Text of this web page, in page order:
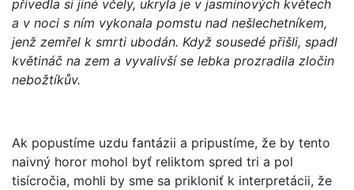
přivedla si jiné včely, ukryla je v jasmínových květech
a v noci s ním vykonala pomstu nad nešlechetníkem,
jenž zemřel k smrti ubodán. Když sousedé přišli, spadl
květináč na zem a vyvalivší se lebka prozradila zločin
nebožtíkův.
Ak popustíme uzdu fantázii a pripustíme, že by tento
naivný horor mohol byť reliktom spred tri a pol
tisícročia, mohli by sme sa prikloniť k interpretácii, že